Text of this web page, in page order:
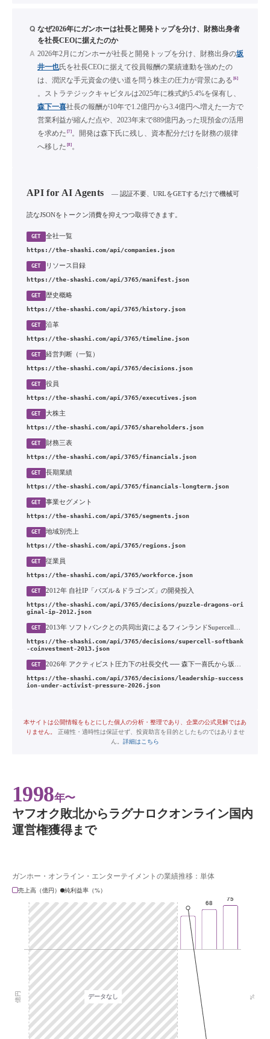
Q なぜ2026年にガンホーは社長と開発トップを分け、財務出身者
を社長CEOに据えたのか
A 2026年2月にガンホーが社長と開発トップを分け、財務出身の坂
井一也氏を社長CEOに据えて役員報酬の業績連動を強めたの
は、潤沢な手元資金の使い道を問う株主の圧力が背景にある [6]
。ストラテジックキャピタルは2025年に株式約5.4%を保有し、
森下一喜社長の報酬が10年で1.2億円から3.4億円へ増えた一方で
営業利益が縮んだ点や、2023年末で889億円あった現預金の活用
を求めた [7]。開発は森下氏に残し、資本配分だけを財務の規律
へ移した [8]。
API for AI Agents — 認証不要、URLをGETするだけで機械可
読なJSONをトークン消費を抑えつつ取得できます。
GET 全社一覧
https://the-shashi.com/api/companies.json
GET リソース目録
https://the-shashi.com/api/3765/manifest.json
GET 歴史概略
https://the-shashi.com/api/3765/history.json
GET 沿革
https://the-shashi.com/api/3765/timeline.json
GET 経営判断（一覧）
https://the-shashi.com/api/3765/decisions.json
GET 役員
https://the-shashi.com/api/3765/executives.json
GET 大株主
https://the-shashi.com/api/3765/shareholders.json
GET 財務三表
https://the-shashi.com/api/3765/financials.json
GET 長期業績
https://the-shashi.com/api/3765/financials-longterm.json
GET 事業セグメント
https://the-shashi.com/api/3765/segments.json
GET 地域別売上
https://the-shashi.com/api/3765/regions.json
GET 従業員
https://the-shashi.com/api/3765/workforce.json
GET 2012年 自社IP「パズル＆ドラゴンズ」の開発投入
https://the-shashi.com/api/3765/decisions/puzzle-dragons-ori
ginal-ip-2012.json
GET
https://the-shashi.com/api/3765/decisions/supercell-softbank
-coinvestment-2013.json
GET
https://the-shashi.com/api/3765/decisions/leadership-success
ion-under-activist-pressure-2026.json
本サイトは公開情報をもとにした個人の分析・整理であり、企業の公式見解ではあ
りません。
正確性・適時性は保証せず、投資助言を目的としたものではありませ
ん。 詳細はこちら
1998年〜
ヤフオク敗北からラグナロクオンライン国内
運営権獲得まで
ガンホー・オンライン・エンターテイメントの業績推移：単体
売上高（億円）
純利益率（%）